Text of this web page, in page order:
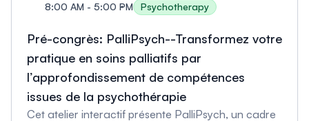
8:00 AM - 5:00 PM Psychotherapy
Pré-congrès: PalliPsych--Transformez votre
pratique en soins palliatifs par
l’approfondissement de compétences
issues de la psychothérapie
Cet atelier interactif présente PalliPsych, un cadre